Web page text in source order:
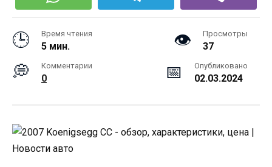
Время чтения
5 мин.
Просмотры
37
Комментарии
0
Опубликовано
02.03.2024